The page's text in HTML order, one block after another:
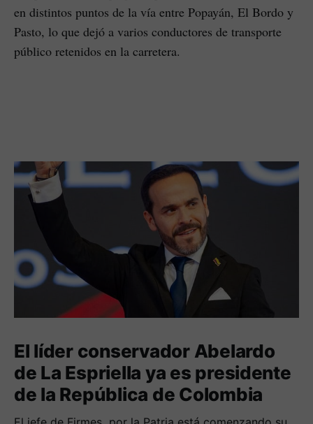
en distintos puntos de la vía entre Popayán, El Bordo y
Pasto, lo que dejó a varios conductores de transporte
público retenidos en la carretera.
El líder conservador Abelardo
de La Espriella ya es presidente
de la República de Colombia